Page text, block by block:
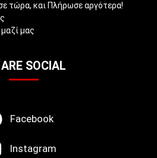
τώρα, και Πλήρωσε αργότερα!
μας
SOCIAL
Facebook
Instagram